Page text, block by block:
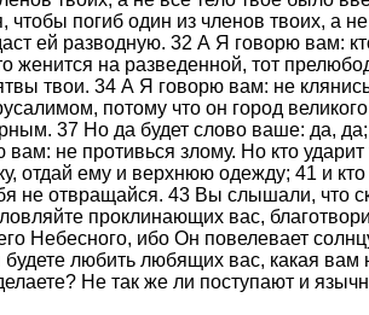
погиб один из членов твоих, а
ей разводную. 32 А Я говорю вам:
женится на разведенной, тот
твои. 34 А Я говорю вам: не
потому что он город
37 Но да будет слово ваше: да, да;
не противься злому. Но кто
отдай ему и верхнюю одежду; 41 и
не отвращайся. 43 Вы слышали, что
проклинающих вас,
Небесного, ибо Он повелевает
любить любящих вас, какая
Не так же ли поступают и